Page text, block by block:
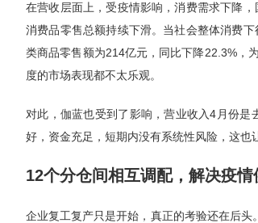
在营收层面上，受疫情影响，消费需求下降
消费品零售总额持续下滑。当社会整体消费
类商品零售额为214亿元，同比下降22.3%，
度的市场表现都不太乐观。
对此，伽蓝也受到了影响，营业收入4月份
好，资金充足，短期内没有系统性风险，这也
12个分仓间相互调配，解决疫情
企业复工复产只是开始，真正的考验还在后头